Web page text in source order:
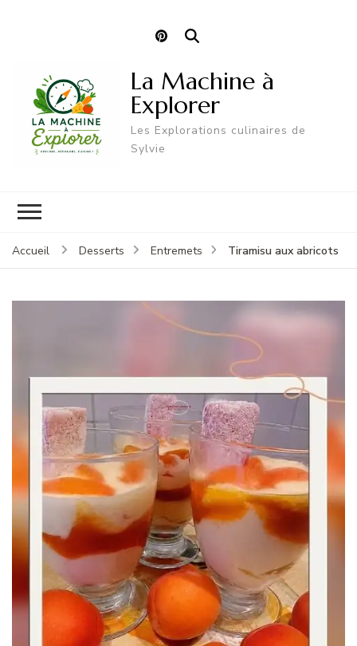
La Machine à
Explorer
Les Explorations culinaires de
Sylvie
Accueil Desserts Entremets Tiramisu aux abricots